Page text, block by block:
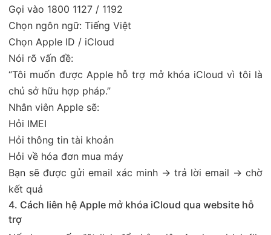
Gọi vào 1800 1127 / 1192
Chọn ngôn ngữ: Tiếng Việt
Chọn Apple ID / iCloud
Nói rõ vấn đề:
“Tôi muốn được Apple hỗ trợ mở khóa iCloud vì tôi là
chủ sở hữu hợp pháp.”
Nhân viên Apple sẽ:
Hỏi IMEI
Hỏi thông tin tài khoản
Hỏi về hóa đơn mua máy
Bạn sẽ được gửi email xác minh → trả lời email → chờ
kết quả
4. Cách liên hệ Apple mở khóa iCloud qua website hỗ
trợ